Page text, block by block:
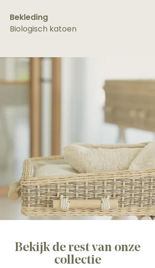
Bekleding
Biologisch katoen
Bekijk de rest van onze
collectie